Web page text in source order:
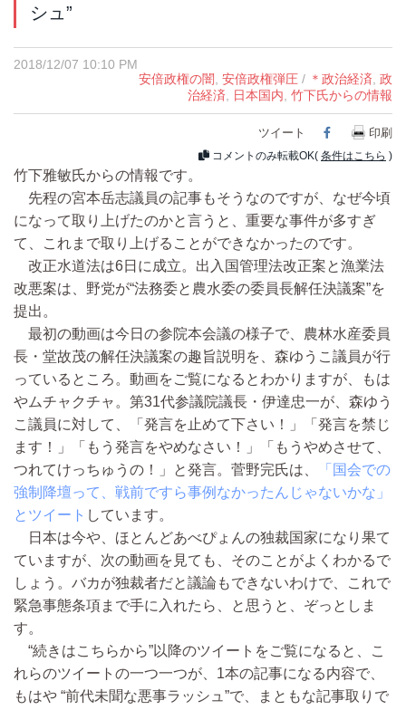
シュ”
2018/12/07 10:10 PM
安倍政権の闇, 安倍政権弾圧 / ＊政治経済, 政
治経済, 日本国内, 竹下氏からの情報
ツイート Facebook
印刷
コメントのみ転載OK( 条件はこちら )
竹下雅敏氏からの情報です。
先程の宮本岳志議員の記事もそうなのですが、なぜ今頃
になって取り上げたのかと言うと、重要な事件が多すぎ
て、これまで取り上げることができなかったのです。
改正水道法は6日に成立。出入国管理法改正案と漁業法
改悪案は、野党が“法務委と農水委の委員長解任決議案”を
提出。
最初の動画は今日の参院本会議の様子で、農林水産委員
長・堂故茂の解任決議案の趣旨説明を、森ゆうこ議員が行
っているところ。動画をご覧になるとわかりますが、もは
やムチャクチャ。第31代参議院議長・伊達忠一が、森ゆう
こ議員に対して、「発言を止めて下さい！」「発言を禁じ
ます！」「もう発言をやめなさい！」「もうやめさせて、
つれてけっちゅうの！」と発言。菅野完氏は、
「国会での
強制降壇って、戦前ですら事例なかったんじゃないかな」
とツイート しています。
日本は今や、ほとんどあべぴょんの独裁国家になり果て
ていますが、次の動画を見ても、そのことがよくわかるで
しょう。バカが独裁者だと議論もできないわけで、これで
緊急事態条項まで手に入れたら、と思うと、ぞっとしま
す。
“続きはこちらから”以降のツイートをご覧になると、こ
れらのツイートの一つ一つが、1本の記事になる内容で、
もはや “前代未聞な悪事ラッシュ”で、まともな記事取りで